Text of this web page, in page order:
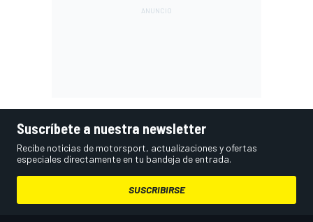
Suscríbete a nuestra newsletter
Recibe noticias de motorsport, actualizaciones y ofertas
especiales directamente en tu bandeja de entrada.
SUSCRIBIRSE